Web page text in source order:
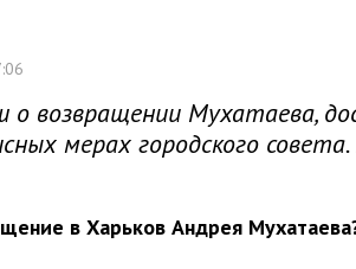
возвращении Мухатаева,
мерах городского совета.
в Харьков Андрея